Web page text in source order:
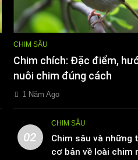
CHIM SÂU
Chim chích: Đặc điểm,
nuôi chim đúng cách
1 Năm Ago
02
CHIM SÂU
Chim sâu và những
cơ bản về loài chim